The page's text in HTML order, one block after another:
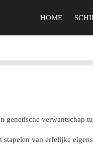
HOME
verwantschap
van erfelijke